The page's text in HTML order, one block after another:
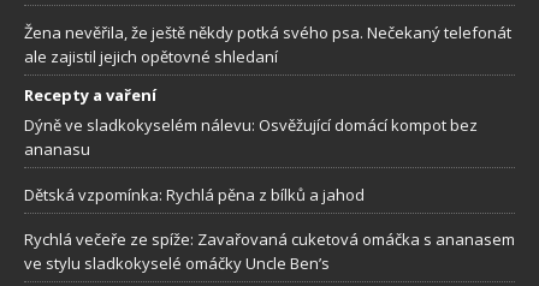
Žena nevěřila, že ještě někdy potká svého psa. Nečekaný telefonát
ale zajistil jejich opětovné shledaní
Recepty a vaření
Dýně ve sladkokyselém nálevu: Osvěžující domácí kompot bez
ananasu
Dětská vzpomínka: Rychlá pěna z bílků a jahod
Rychlá večeře ze spíže: Zavařovaná cuketová omáčka s ananasem
ve stylu sladkokyselé omáčky Uncle Ben’s